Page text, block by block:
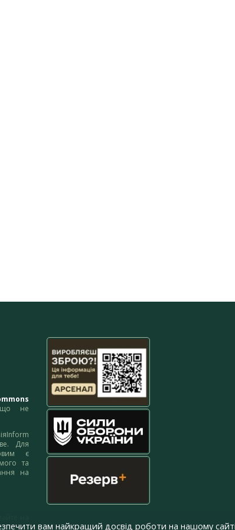
не
Для
є
та
на
вам найкращий досвід роботи на нашому